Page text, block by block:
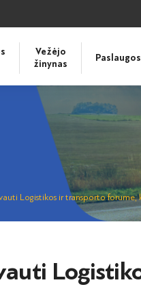
Vežėjo
žinynas
Paslaugos
Logistikos ir transporto forume,